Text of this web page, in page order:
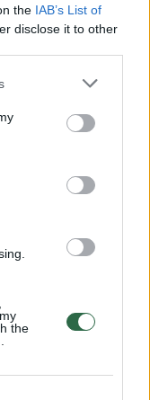
the IAB’s List of
disclose it to other
the
gali ir tie,
ledais
jos, šalti
bet ir
jie
atsigaivinti,
vandeniu.